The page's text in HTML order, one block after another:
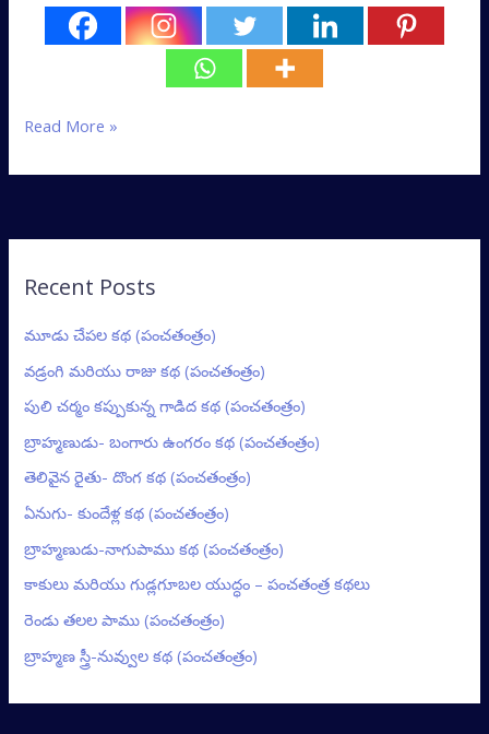
Read More »
Recent Posts
మూడు చేపల కథ (పంచతంత్రం)
వడ్రంగి మరియు రాజు కథ (పంచతంత్రం)
పులి చర్మం కప్పుకున్న గాడిద కథ (పంచతంత్రం)
బ్రాహ్మణుడు- బంగారు ఉంగరం కథ (పంచతంత్రం)
తెలివైన రైతు- దొంగ కథ (పంచతంత్రం)
ఏనుగు- కుందేళ్ల కథ (పంచతంత్రం)
బ్రాహ్మణుడు-నాగుపాము కథ (పంచతంత్రం)
కాకులు మరియు గుడ్లగూబల యుద్ధం – పంచతంత్ర కథలు
రెండు తలల పాము (పంచతంత్రం)
బ్రాహ్మణ స్త్రీ-నువ్వుల కథ (పంచతంత్రం)